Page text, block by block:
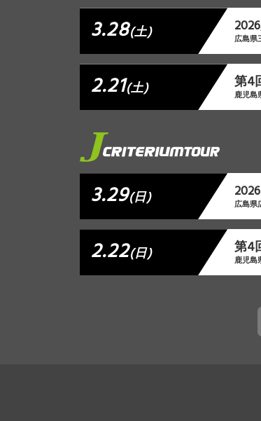
3.28(土) 広島県
2.21(土) 第4
鹿児島
3.29(日) 広島県
2.22(日) 第4
鹿児島